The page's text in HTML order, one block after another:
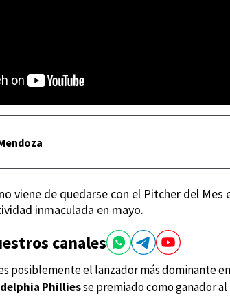
viene de quedarse con el Pitcher del Mes
inmaculada en mayo.
canales
posiblemente el lanzador más dominante
Philliesse premiado como ganador